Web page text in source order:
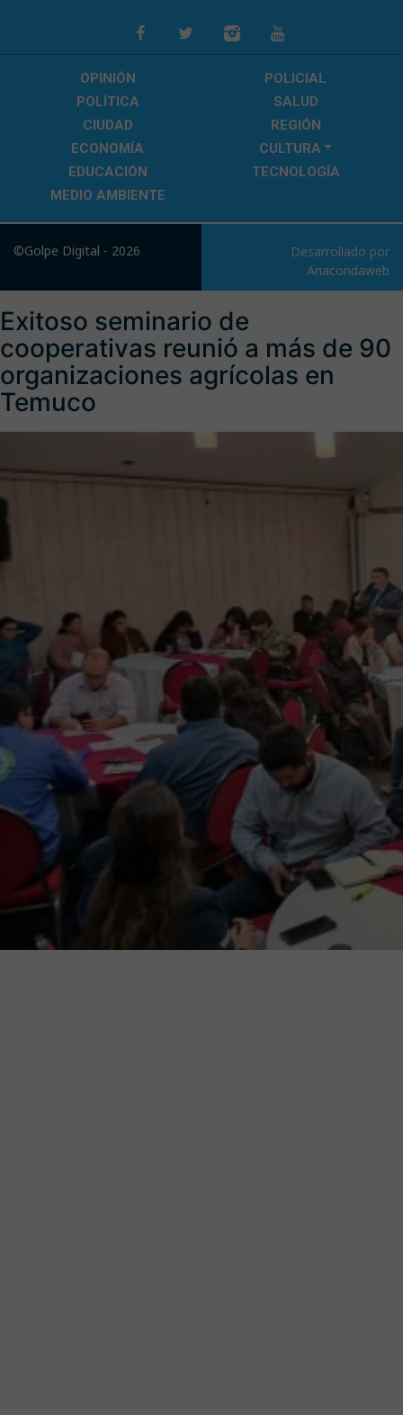
OPINIÓN
POLICIAL
POLÍTICA
SALUD
CIUDAD
REGIÓN
ECONOMÍA
CULTURA
EDUCACIÓN
TECNOLOGÍA
MEDIO AMBIENTE
©Golpe Digital - 2026
Desarrollado por
Anacondaweb
Exitoso seminario de
cooperativas reunió a más de 90
organizaciones agrícolas en
Temuco